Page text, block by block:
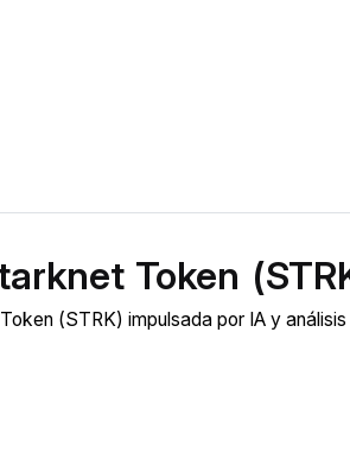
Token
(STRK) impulsada por IA y